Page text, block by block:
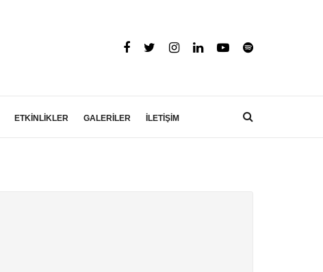
ETKİNLİKLER GALERİLER İLETİŞİM